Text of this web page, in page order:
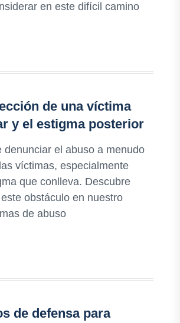
en este difícil camino
de una víctima
y el estigma posterior
denunciar el abuso a menudo
víctimas, especialmente
que conlleva. Descubre
obstáculo en nuestro
de abuso
de defensa para